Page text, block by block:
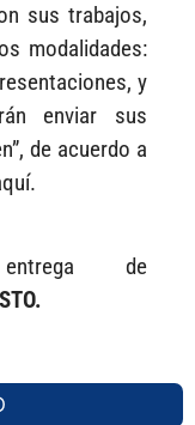
sus trabajos,
modalidades:
y
enviar sus
de acuerdo a
de